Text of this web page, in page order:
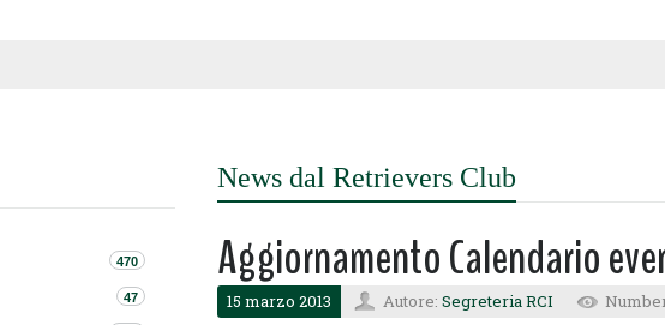
470
47
News dal Retrievers Club
Aggiornamento Calendario
15 marzo 2013 Autore: Segreteria RCI